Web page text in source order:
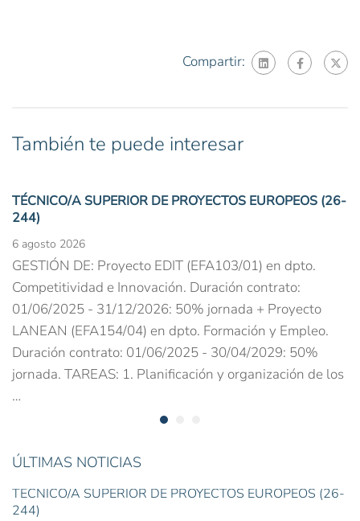
Compartir:
También te puede interesar
TÉCNICO/A SUPERIOR DE PROYECTOS EUROPEOS (26-
244)
6 agosto 2026
GESTIÓN DE: Proyecto EDIT (EFA103/01) en dpto.
Competitividad e Innovación. Duración contrato:
01/06/2025 - 31/12/2026: 50% jornada + Proyecto
LANEAN (EFA154/04) en dpto. Formación y Empleo.
Duración contrato: 01/06/2025 - 30/04/2029: 50%
jornada. TAREAS: 1. Planificación y organización de los
…
ÚLTIMAS NOTICIAS
TÉCNICO/A SUPERIOR DE PROYECTOS EUROPEOS (26-
244)